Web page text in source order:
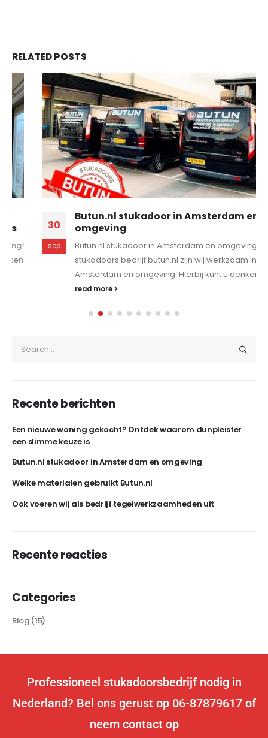
RELATEDPOSTS
sep
Butun.nl stukadoor in Amsterdam en
omgeving
Butun.nl stukadoor in Amsterdam en omgeving. Als
stukadoors bedrijf butun.nl zijn wij werkzaam in
Amsterdam en omgeving. Hierbij kunt u denken...
read more
Recente berichten
Een nieuwe woning gekocht? Ontdek waarom dunpleister
een slimme keuze is
Butun.nl stukadoor in Amsterdam en omgeving
Welke materialen gebruikt Butun.nl
Ook voeren wij als bedrijf tegelwerkzaamheden uit
Recente reacties
Categories
Blog(15)
Professioneel stukadoorsbedrijf nodig in
Nederland? Bel ons gerust op 06-87879617 of
neem contact op